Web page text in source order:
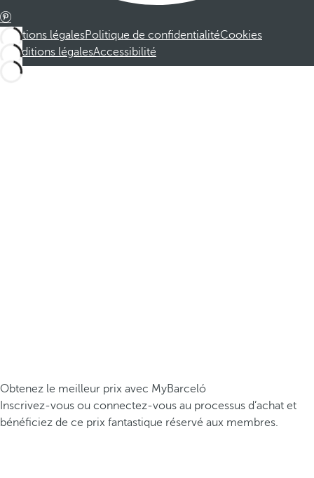
Mentions légalesPolitique de confidentialitéCookies
Conditions légalesAccessibilité
Obtenez le meilleur prix avec MyBarceló
Inscrivez-vous ou connectez-vous au processus d’achat et
bénéficiez de ce prix fantastique réservé aux membres.